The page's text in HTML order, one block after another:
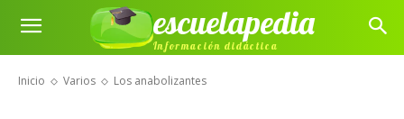
escuelapedia
Información didáctica
Inicio Varios Los anabolizantes
Los anabolizantes